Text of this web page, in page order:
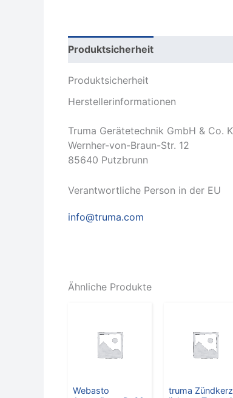
Produktsicherheit
Produktsicherheit
Herstellerinformationen
Truma Gerätetechnik GmbH & Co.
Wernher-von-Braun-Str. 12
85640 Putzbrunn
Verantwortliche Person in der EU
info@truma.com
Ähnliche Produkte
Webasto
truma